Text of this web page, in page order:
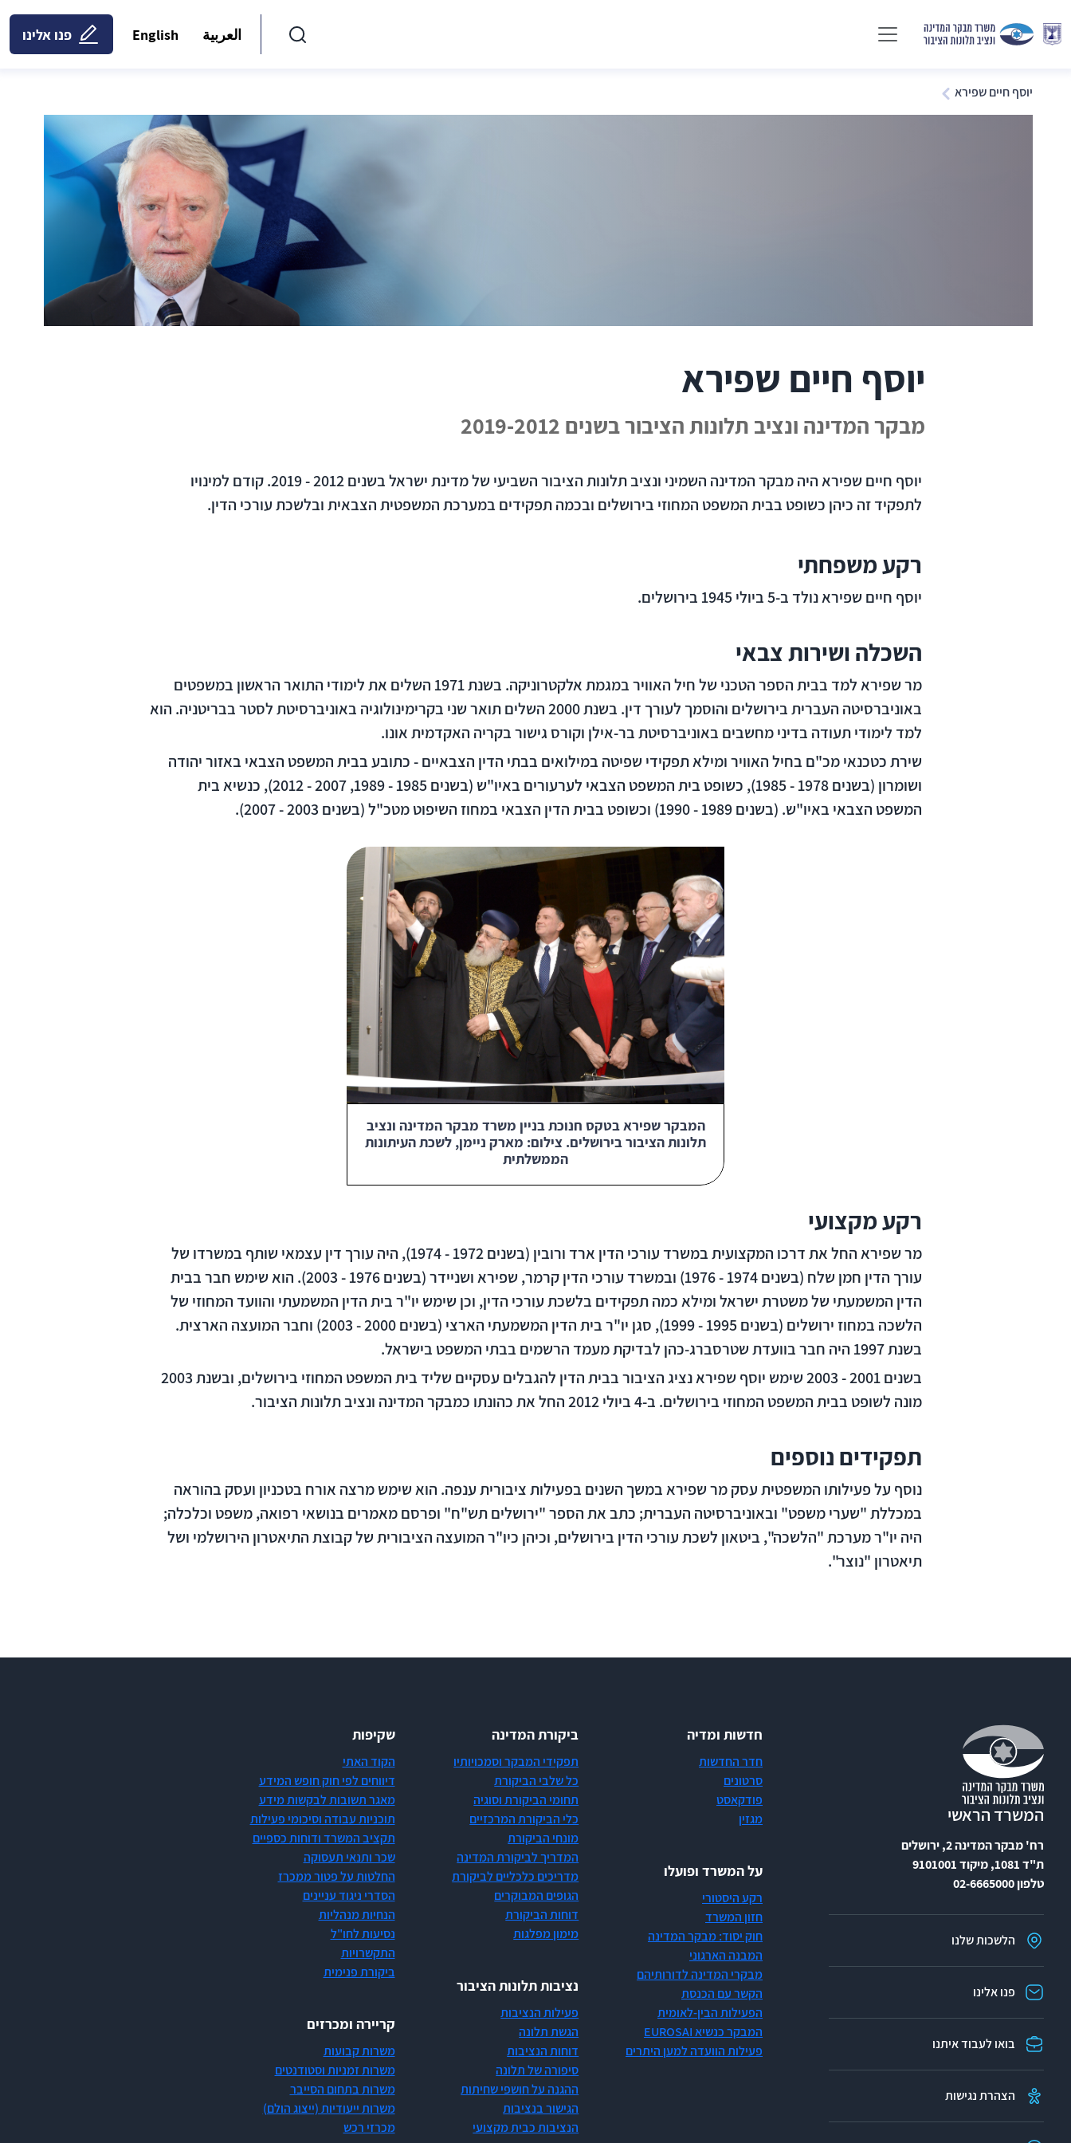
العربية English פנו אלינו
יוסף חיים שפירא
יוסף חיים שפירא
מבקר המדינה ונציב תלונות הציבור בשנים 2019-2012
יוסף חיים שפירא היה מבקר המדינה השמיני ונציב תלונות הציבור השביעי של מדינת ישראל בשנים 2012 - 2019. קודם למינויו
לתפקיד זה כיהן כשופט בבית המשפט המחוזי בירושלים ובכמה תפקידים במערכת המשפטית הצבאית ובלשכת עורכי הדין.
רקע משפחתי
יוסף חיים שפירא נולד ב-5 ביולי 1945 בירושלים.
השכלה ושירות צבאי
מר שפירא למד בבית הספר הטכני של חיל האוויר במגמת אלקטרוניקה. בשנת 1971 השלים את לימודי התואר הראשון במשפטים
באוניברסיטה העברית בירושלים והוסמך לעורך דין. בשנת 2000 השלים תואר שני בקרימינולוגיה באוניברסיטת לסטר בבריטניה. הוא
למד לימודי תעודה בדיני מחשבים באוניברסיטת בר-אילן וקורס גישור בקריה האקדמית אונו.
שירת כטכנאי מכ"ם בחיל האוויר ומילא תפקידי שפיטה במילואים בבתי הדין הצבאיים - כתובע בבית המשפט הצבאי באזור יהודה
ושומרון (בשנים 1978 - 1985), כשופט בית המשפט הצבאי לערעורים באיו"ש (בשנים 1985 - 1989, 2007 - 2012), כנשיא בית
המשפט הצבאי באיו"ש. (בשנים 1989 - 1990) וכשופט בבית הדין הצבאי במחוז השיפוט מטכ"ל (בשנים 2003 - 2007).
המבקר שפירא בטקס חנוכת בניין משרד מבקר המדינה ונציב
תלונות הציבור בירושלים. צילום: מארק ניימן, לשכת העיתונות
הממשלתית
רקע מקצועי
מר שפירא החל את דרכו המקצועית במשרד עורכי הדין ארד ורובין (בשנים 1972 - 1974), היה עורך דין עצמאי שותף במשרדו של
עורך הדין חמן שלח (בשנים 1974 - 1976) ובמשרד עורכי הדין קרמר, שפירא ושניידר (בשנים 1976 - 2003). הוא שימש חבר בבית
הדין המשמעתי של משטרת ישראל ומילא כמה תפקידים בלשכת עורכי הדין, וכן שימש יו"ר בית הדין המשמעתי והוועד המחוזי של
הלשכה במחוז ירושלים (בשנים 1995 - 1999), סגן יו"ר בית הדין המשמעתי הארצי (בשנים 2000 - 2003) וחבר המועצה הארצית.
בשנת 1997 היה חבר בוועדת שטרסברג-כהן לבדיקת מעמד הרשמים בבתי המשפט בישראל.
בשנים 2001 - 2003 שימש יוסף שפירא נציג הציבור בבית הדין להגבלים עסקיים שליד בית המשפט המחוזי בירושלים, ובשנת 2003
מונה לשופט בבית המשפט המחוזי בירושלים. ב-4 ביולי 2012 החל את כהונתו כמבקר המדינה ונציב תלונות הציבור.
תפקידים נוספים
נוסף על פעילותו המשפטית עסק מר שפירא במשך השנים בפעילות ציבורית ענפה. הוא שימש מרצה אורח בטכניון ועסק בהוראה
במכללת "שערי משפט" ובאוניברסיטה העברית; כתב את הספר "ירושלים תש"ח" ופרסם מאמרים בנושאי רפואה, משפט וכלכלה;
היה יו"ר מערכת "הלשכה", ביטאון לשכת עורכי הדין בירושלים, וכיהן כיו"ר המועצה הציבורית של קבוצת התיאטרון הירושלמי ושל
תיאטרון "נוצר".
המשרד הראשי
רח' מבקר המדינה 2, ירושלים
ת"ד 1081, מיקוד 9101001
טלפון 02-6665000
הלשכות שלנו
פנו אלינו
בואו לעבוד איתנו
הצהרת נגישות
חדשות ומדיה
חדר החדשות
סרטונים
פודקאסט
מגזין
על המשרד ופועלו
רקע היסטורי
חזון המשרד
חוק יסוד: מבקר המדינה
המבנה הארגוני
מבקרי המדינה לדורותיהם
הקשר עם הכנסת
הפעילות הבין-לאומית
המבקר כנשיא EUROSAI
פעילות הוועדה למען היתרים
ביקורת המדינה
תפקידי המבקר וסמכויותיו
כל שלבי הביקורת
תחומי הביקורת וסוגיה
כלי הביקורת המרכזיים
מונחי הביקורת
המדריך לביקורת המדינה
מדריכים כלכליים לביקורת
הגופים המבוקרים
דוחות הביקורת
מימון מפלגות
נציבות תלונות הציבור
פעילות הנציבות
הגשת תלונה
דוחות הנציבות
סיפורה של תלונה
ההגנה על חושפי שחיתות
הגישור בנציבות
הנציבות כבית מקצועי
שקיפות
הקוד האתי
דיווחים לפי חוק חופש המידע
מאגר תשובות לבקשות מידע
תוכניות עבודה וסיכומי פעילות
תקציב המשרד ודוחות כספיים
שכר ותנאי תעסוקה
החלטות על פטור ממכרז
הסדרי ניגוד עניינים
הנחיות מנהליות
נסיעות לחו"ל
התקשרויות
ביקורת פנימית
קריירה ומכרזים
משרות קבועות
משרות זמניות וסטודנטים
משרות בתחום הסייבר
משרות ייעודיות (ייצוג הולם)
מכרזי רכש